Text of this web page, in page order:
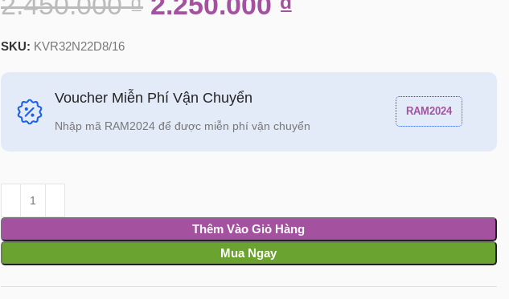
SKU: KVR32N22D8/16
Voucher Miễn Phí Vận Chuyển
Nhập mã RAM2024 để được miễn phí vận chuyển
RAM2024
Thêm Vào Giỏ Hàng
Mua Ngay